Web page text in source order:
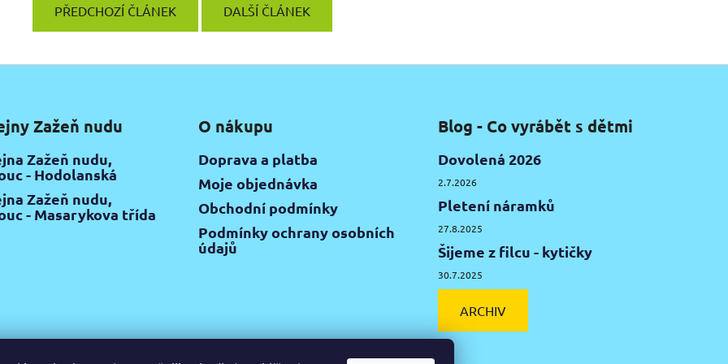
PŘEDCHOZÍ ČLÁNEK DALŠÍ ČLÁNEK
Zažeň nudu
Zažeň nudu,
- Hodolanská
Zažeň nudu,
- Masarykova třída
O nákupu
Doprava a platba
Moje objednávka
Obchodní podmínky
Podmínky ochrany osobních
údajů
Blog - Co vyrábět s dětmi
Dovolená 2026
2.7.2026
Pletení náramků
27.8.2025
Šijeme z filcu - kytičky
30.7.2025
ARCHIV